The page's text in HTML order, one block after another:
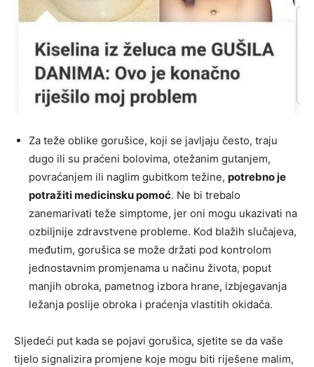
Za teže oblike gorušice, koji se javljaju često, traju
dugo ili su praćeni bolovima, otežanim gutanjem,
povraćanjem ili naglim gubitkom težine, potrebno je
potražiti medicinsku pomoć. Ne bi trebalo
zanemarivati teže simptome, jer oni mogu ukazivati na
ozbiljnije zdravstvene probleme. Kod blažih slučajeva,
međutim, gorušica se može držati pod kontrolom
jednostavnim promjenama u načinu života, poput
manjih obroka, pametnog izbora hrane, izbjegavanja
ležanja poslije obroka i praćenja vlastitih okidača.
Sljedeći put kada se pojavi gorušica, sjetite se da vaše
tijelo signalizira promjene koje mogu biti riješene malim,